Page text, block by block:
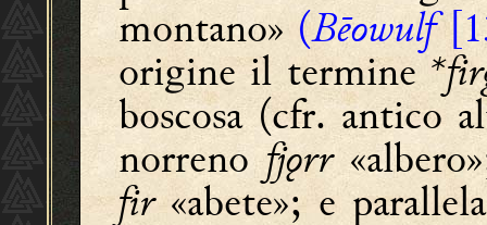
montano» (Bēowulf
origine il termine
boscosa (cfr. antico
norrenofjǫrr
fir«abete»; e